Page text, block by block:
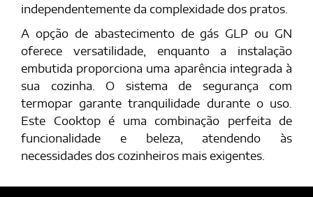
independentemente da complexidade dos pratos.
A opção de abastecimento de gás GLP ou GN
oferece versatilidade, enquanto a instalação
embutida proporciona uma aparência integrada à
sua cozinha. O sistema de segurança com
termopar garante tranquilidade durante o uso.
Este Cooktop é uma combinação perfeita de
funcionalidade e beleza, atendendo às
necessidades dos cozinheiros mais exigentes.